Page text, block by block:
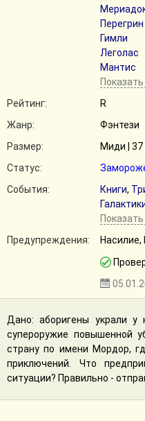
Гимли
Леголас
Мантис
Рейтинг:
R
Жанр:
Фэнтези
Размер:
Миди | 37
Статус:
События:
Книги,
Предупреждения:
Насилие,
Дано: аборигены украли у
супероружие повышенной
страну по имени Мордор,
приключений. Что
ситуации? Правильно -